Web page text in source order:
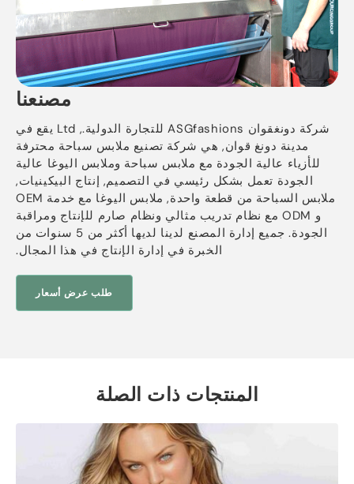
مصنعنا
شركة دونغقوان ASGfashions للتجارة الدولية., Ltd يقع في
مدينة دونغ قوان, هي شركة تصنيع ملابس سباحة محترفة
للأزياء عالية الجودة مع ملابس سباحة وملابس اليوغا عالية
الجودة تعمل بشكل رئيسي في التصميم, إنتاج البيكينيات,
ملابس السباحة من قطعة واحدة, ملابس اليوغا مع خدمة OEM
و ODM مع نظام تدريب مثالي ونظام صارم للإنتاج ومراقبة
الجودة. جميع إدارة المصنع لدينا لديها أكثر من 5 سنوات من
الخبرة في إدارة الإنتاج في هذا المجال.
طلب عرض أسعار
المنتجات ذات الصلة